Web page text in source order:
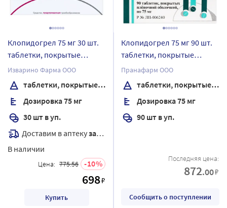
Клопидогрел 75 мг 30 шт.
таблетки, покрытые
пленочной оболочкой
Изварино Фарма ООО
таблетки, покрытые пленочной оболочкой
Дозировка 75 мг
30 шт в уп.
Доставим в аптекузавтра
В наличии
Цена: 775.56 10
698₽
Купить
Клопидогрел 75 мг 90 шт.
таблетки, покрытые
пленочной оболочкой
Пранафарм ООО
таблетки, покрытые пленочной оболочкой
Дозировка 75 мг
90 шт в уп.
Последняя цена:
872.00₽
Сообщить о поступлении